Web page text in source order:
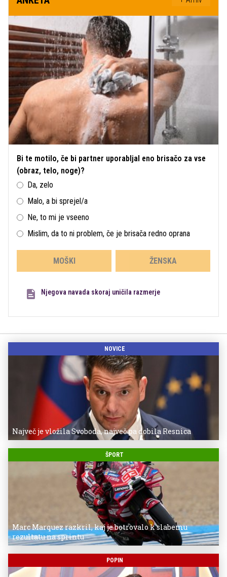
Bi te motilo, če bi partner uporabljal eno brisačo za vse
(obraz, telo, noge)?
Da, zelo
Malo, a bi sprejel/a
Ne, to mi je vseeno
Mislim, da to ni problem, če je brisača redno oprana
MOŠKI ŽENSKA
Njegova navada skoraj uničila razmerje
NOVICE
Največ je vložila Svoboda, največ pa dobila Resnica
ŠPORT
Marc Marquez razkril, kaj je botrovalo k slabemu
rezultatu na sprintu
POPIN